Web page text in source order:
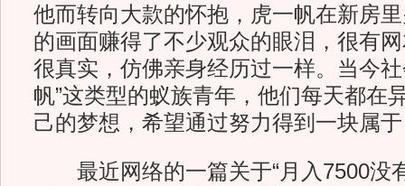
他而转向大款的怀抱，虎一帆在新房
的画面赚得了不少观众的眼泪，很有
很真实，仿佛亲身经历过一样。当今
帆”这类型的蚁族青年，他们每天都在
己的梦想，希望通过努力得到一块属于
最近网络的一篇关于“月入7500没